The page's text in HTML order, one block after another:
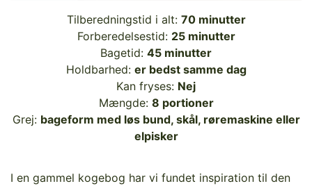
Tilberedningstid i alt: 70 minutter
Forberedelsestid: 25 minutter
Bagetid: 45 minutter
Holdbarhed: er bedst samme dag
Kan fryses: Nej
Mængde: 8 portioner
Grej: bageform med løs bund, skål, røremaskine eller
elpisker
I en gammel kogebog har vi fundet inspiration til den